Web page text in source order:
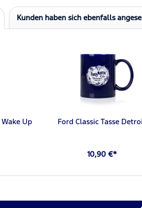
Kunden haben sich ebenfalls
Up
Ford Classic Tasse
10,90 €*